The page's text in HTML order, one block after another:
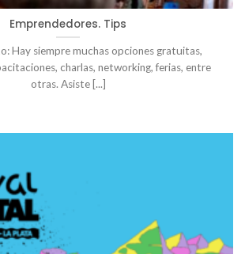
Emprendedores. Tips
Hay siempre muchas opciones gratuitas,
charlas, networking, ferias, entre
otras. Asiste [...]